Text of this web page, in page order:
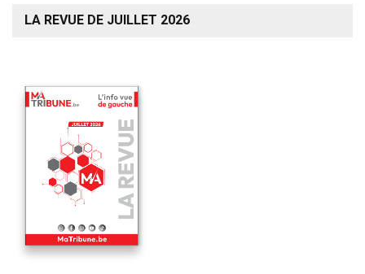
LA REVUE DE JUILLET 2026